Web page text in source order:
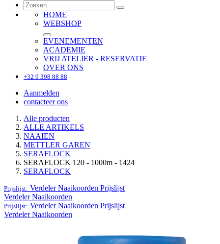
HOME
WEBSHOP
EVENEMENTEN
ACADEMIE
VRIJ ATELIER - RESERVATIE
OVER ONS
+32 9 398 88 88
Aanmelden
contacteer ons
Alle producten
ALLE ARTIKELS
NAAIEN
METTLER GAREN
SERAFLOCK
SERAFLOCK 120 - 1000m - 1424
SERAFLOCK
Prijslijst: Verdeler Naaikoorden Prijslijst
Verdeler Naaikoorden
Prijslijst: Verdeler Naaikoorden Prijslijst
Verdeler Naaikoorden